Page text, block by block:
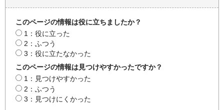
このページの情報は役に立ちましたか？
1：役に立った
2：ふつう
3：役に立たなかった
このページの情報は見つけやすかったですか？
1：見つけやすかった
2：ふつう
3：見つけにくかった